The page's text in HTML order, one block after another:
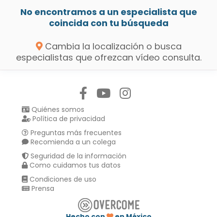
No encontramos a un especialista que
coincida con tu búsqueda
Cambia la localización o busca
especialistas que ofrezcan vídeo consulta.
Quiénes somos
Política de privacidad
Preguntas más frecuentes
Recomienda a un colega
Seguridad de la información
Como cuidamos tus datos
Condiciones de uso
Prensa